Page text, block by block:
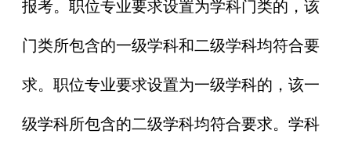
报考。职位专业要求设置为学科门类的，该
门类所包含的一级学科和二级学科均符合要
求。职位专业要求设置为一级学科的，该一
级学科所包含的二级学科均符合要求。学科